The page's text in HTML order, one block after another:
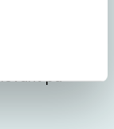
kommunen